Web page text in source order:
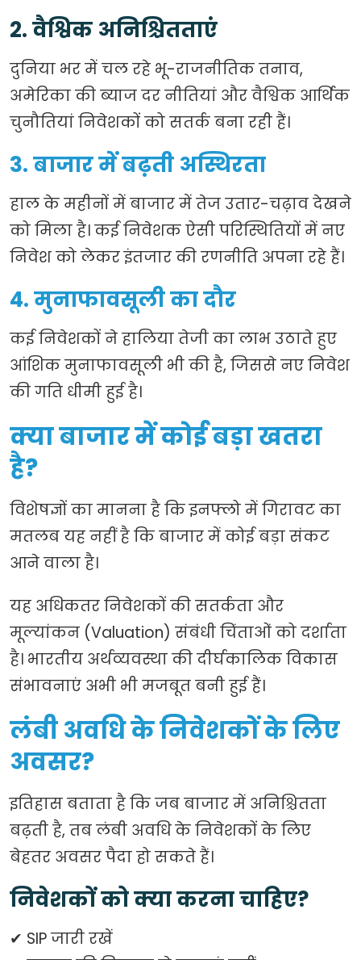
2. वैश्विक अनिश्चितताएं
दुनिया भर में चल रहे भू-राजनीतिक तनाव,
अमेरिका की ब्याज दर नीतियां और वैश्विक आर्थिक
चुनौतियां निवेशकों को सतर्क बना रही हैं।
3. बाजार में बढ़ती अस्थिरता
हाल के महीनों में बाजार में तेज उतार-चढ़ाव देखने
को मिला है। कई निवेशक ऐसी परिस्थितियों में नए
निवेश को लेकर इंतजार की रणनीति अपना रहे हैं।
4. मुनाफावसूली का दौर
कई निवेशकों ने हालिया तेजी का लाभ उठाते हुए
आंशिक मुनाफावसूली भी की है, जिससे नए निवेश
की गति धीमी हुई है।
क्या बाजार में कोई बड़ा खतरा
है?
विशेषज्ञों का मानना है कि इनफ्लो में गिरावट का
मतलब यह नहीं है कि बाजार में कोई बड़ा संकट
आने वाला है।
यह अधिकतर निवेशकों की सतर्कता और
मूल्यांकन (Valuation) संबंधी चिंताओं को दर्शाता
है। भारतीय अर्थव्यवस्था की दीर्घकालिक विकास
संभावनाएं अभी भी मजबूत बनी हुई हैं।
लंबी अवधि के निवेशकों के लिए
अवसर?
इतिहास बताता है कि जब बाजार में अनिश्चितता
बढ़ती है, तब लंबी अवधि के निवेशकों के लिए
बेहतर अवसर पैदा हो सकते हैं।
निवेशकों को क्या करना चाहिए?
✔ SIP जारी रखें